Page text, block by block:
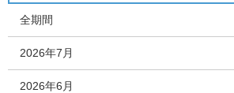
全期間
2026年7月
2026年6月